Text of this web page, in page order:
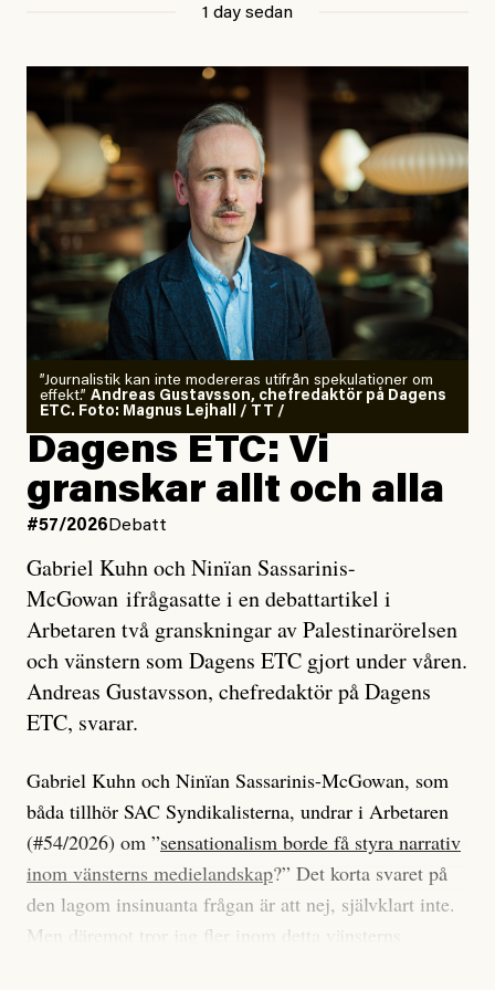
1 day sedan
”Journalistik kan inte modereras utifrån spekulationer om
effekt.” Andreas Gustavsson, chefredaktör på Dagens
ETC. Foto: Magnus Lejhall / TT /
Dagens ETC: Vi
granskar allt och alla
#57/2026Debatt
Gabriel Kuhn och Ninïan Sassarinis-
McGowan ifrågasatte i en debattartikel i
Arbetaren två granskningar av Palestinarörelsen
och vänstern som Dagens ETC gjort under våren.
Andreas Gustavsson, chefredaktör på Dagens
ETC, svarar.
Gabriel Kuhn och Ninïan Sassarinis-McGowan, som
båda tillhör SAC Syndikalisterna, undrar i Arbetaren
(#54/2026) om ”sensationalism borde få styra narrativ
inom vänsterns medielandskap?” Det korta svaret på
den lagom insinuanta frågan är att nej, självklart inte.
Men däremot tror jag fler inom detta vänsterns